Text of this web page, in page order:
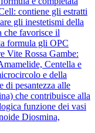
contiene gli estratti
gli inestetismi della
che favorisce il
formula gli OPC
Vite Rossa Gambe:
Centella e
e della
di pesantezza alle
che contribuisce alla
funzione dei vasi
Diosmina,